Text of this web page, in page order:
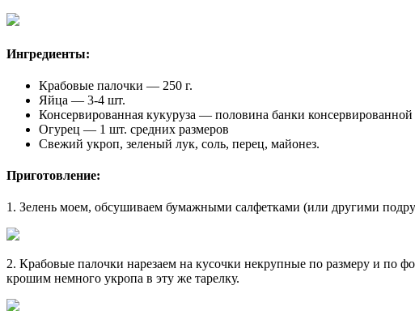
Ингредиенты:
Крабовые палочки — 250 г.
Яйца — 3-4 шт.
Консервированная кукуруза — половина банки консервированной
Огурец — 1 шт. средних размеров
Свежий укроп, зеленый лук, соль, перец, майонез.
Приготовление:
1. Зелень моем, обсушиваем бумажными салфетками (или другими
2. Крабовые палочки нарезаем на кусочки некрупные по размеру и по
крошим немного укропа в эту же тарелку.